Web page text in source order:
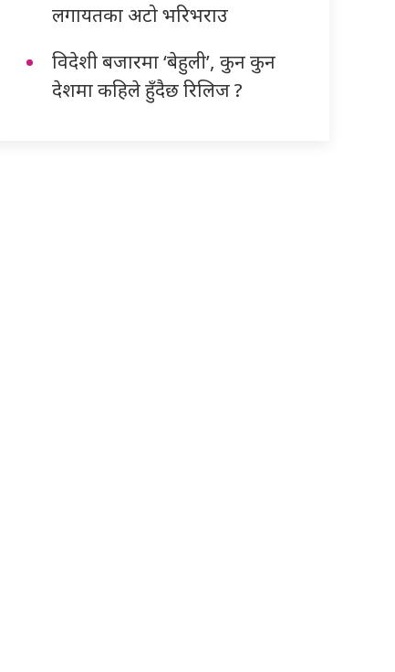
लगायतका अटो भरिभराउ
विदेशी बजारमा ‘बेहुली’, कुन कुन
देशमा कहिले हुँदैछ रिलिज ?